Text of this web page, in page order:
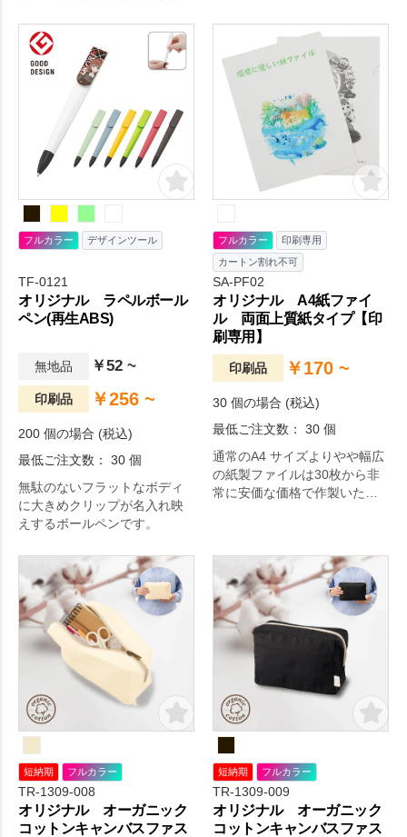
なので、高いPR効果が期待で
きます。
フルカラー デザインツール
TF-0121
オリジナル ラペルボール
ペン(再生ABS)
無地品 ￥52 ~
印刷品 ￥256 ~
200 個の場合 (税込)
最低ご注文数： 30 個
無駄のないフラットなボディ
に大きめクリップが名入れ映
えするボールペンです。
フルカラー
印刷専用
カートン割れ不可
SA-PF02
オリジナル A4紙ファイ
ル 両面上質紙タイプ【印
刷専用】
印刷品 ￥170 ~
30 個の場合 (税込)
最低ご注文数： 30 個
通常のA4 サイズよりやや幅広
の紙製ファイルは30枚から非
常に安価な価格で作製いただ
短納期 フルカラー
TR-1309-008
オリジナル オーガニック
コットンキャンバスファス
短納期 フルカラー
TR-1309-009
オリジナル オーガニック
コットンキャンバスファス